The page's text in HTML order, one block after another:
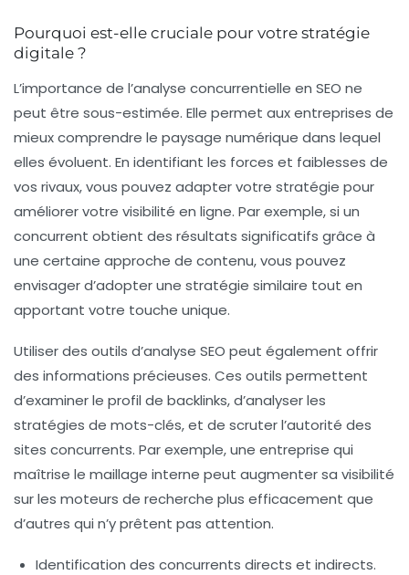
Pourquoi est-elle cruciale pour votre stratégie
digitale ?
L’importance de l’analyse concurrentielle en SEO ne
peut être sous-estimée. Elle permet aux entreprises de
mieux comprendre le paysage numérique dans lequel
elles évoluent. En identifiant les forces et faiblesses de
vos rivaux, vous pouvez adapter votre stratégie pour
améliorer votre visibilité en ligne. Par exemple, si un
concurrent obtient des résultats significatifs grâce à
une certaine approche de contenu, vous pouvez
envisager d’adopter une stratégie similaire tout en
apportant votre touche unique.
Utiliser des outils d’analyse SEO peut également offrir
des informations précieuses. Ces outils permettent
d’examiner le profil de backlinks, d’analyser les
stratégies de mots-clés, et de scruter l’autorité des
sites concurrents. Par exemple, une entreprise qui
maîtrise le maillage interne peut augmenter sa visibilité
sur les moteurs de recherche plus efficacement que
d’autres qui n’y prêtent pas attention.
Identification des concurrents directs et indirects.